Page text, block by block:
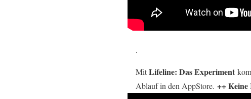
.
MitLifeline: Das Experiment
Ablauf in den AppStore. ++